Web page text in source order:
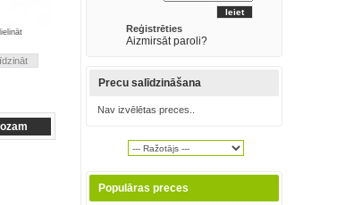
Reģistrēties
Aizmirsāt paroli?
Precu salīdzināšana
Nav izvēlētas preces..
Populāras preces